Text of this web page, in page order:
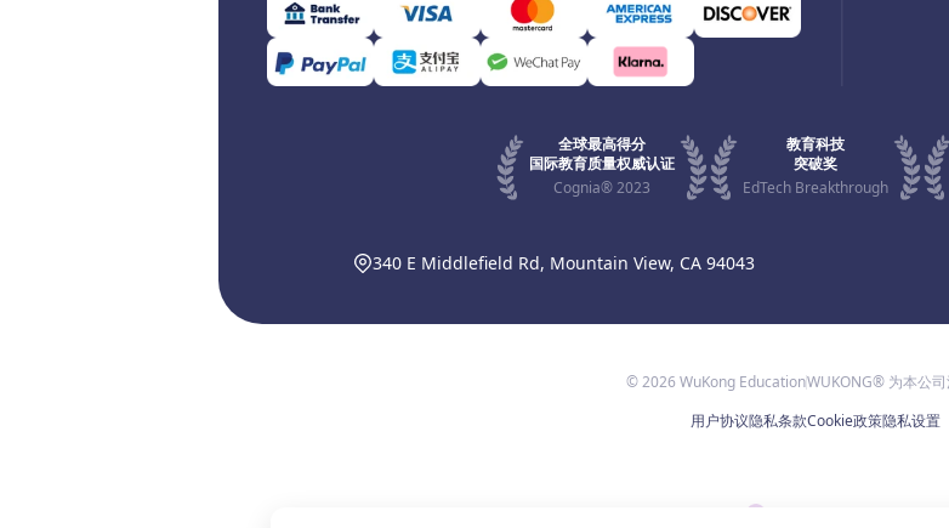
全球最高得分
国际教育质量权威认证
Cognia® 2023
教育科技
突破奖
EdTech Breakthrough
340 E Middlefield Rd, Mountain View, CA 94043
© 2026 WuKong EducationWUKONG® 为本公
用户协议隐私条款Cookie政策隐私设置